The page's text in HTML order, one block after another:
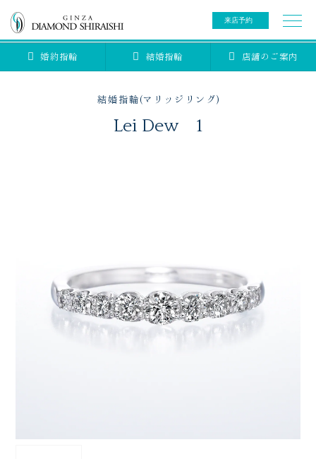
来店予約
婚約指輪 結婚指輪 店舗のご案内
0078-6000-5222
カタログ請求
セットリング
エタニティリング
ティアラ
ベビージュエリー
ラブレタージュエリー
セットリングコレクション
結婚指輪(マリッジリング)
Lei Dew 1